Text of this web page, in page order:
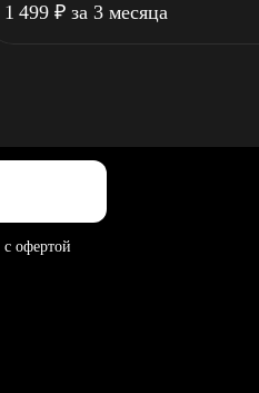
1 499 ₽ за 3 месяца
с офертой